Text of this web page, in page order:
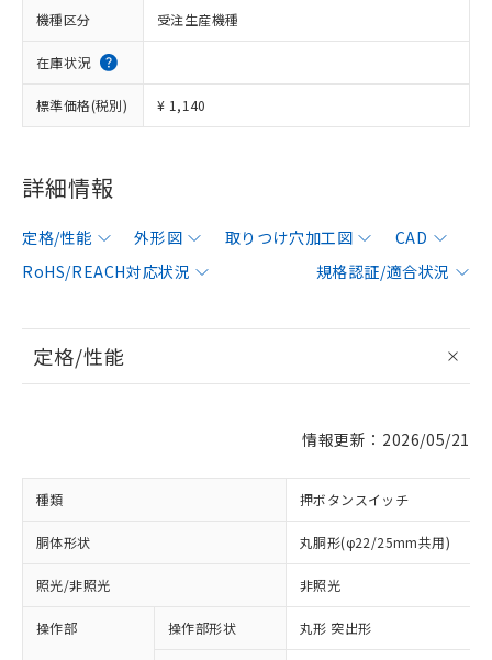
機種区分 受注生産機種
在庫状況
標準価格(税別) ¥ 1,140
詳細情報
定格/性能 外形図 取りつけ穴加工図
CAD
RoHS/REACH対応状況
規格認証/適合状況
定格/性能
情報更新：2026/05/21
種類 押ボタンスイッチ
胴体形状 丸胴形(φ22/25mm共用)
照光/非照光 非照光
操作部 操作部形状 丸形 突出形